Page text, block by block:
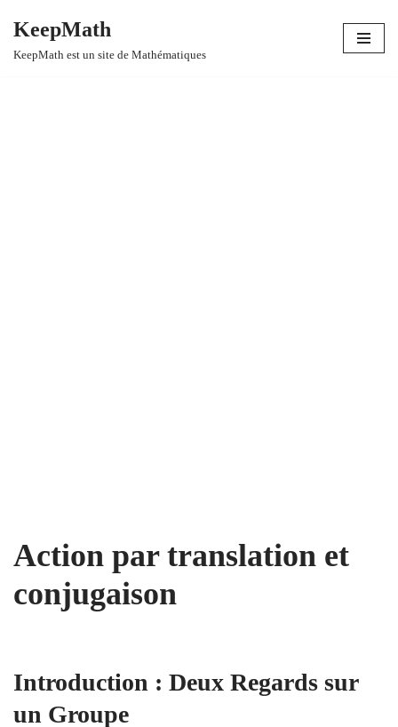
Aller
KeepMath
KeepMath est un site de Mathématiques
Action par translation et
conjugaison
Introduction : Deux Regards sur
un Groupe